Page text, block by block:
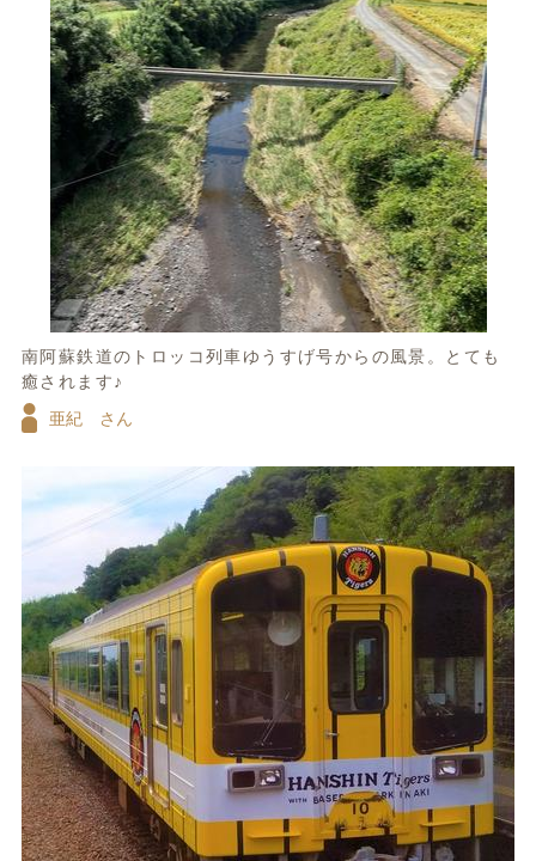
南阿蘇鉄道のトロッコ列車ゆうすげ号からの風景。とても
癒されます♪
亜紀 さん